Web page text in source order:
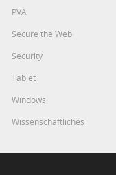
PVA
Secure the Web
Security
Tablet
Windows
Wissenschaftliches